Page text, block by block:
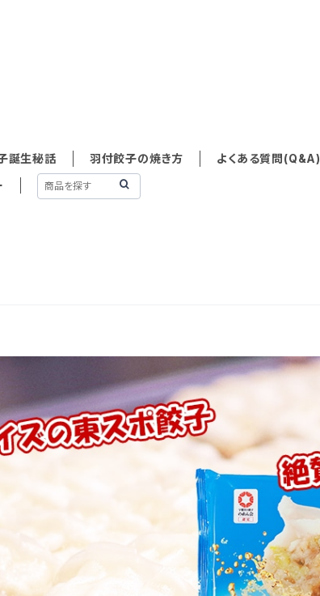
誕生秘話 羽付餃子の焼き方 よくある質問(Q&A)